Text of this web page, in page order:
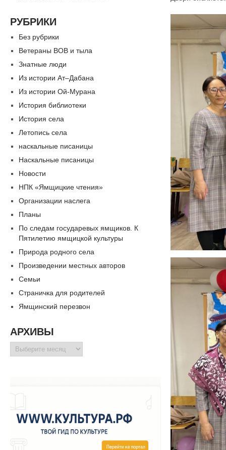
РУБРИКИ
Без рубрики
Ветераны ВОВ и тыла
Знатные люди
Из истории Ат–Дабана
Из истории Ой-Мурана
История библиотеки
История села
Летопись села
наскальные писаницы
Наскальные писаницы
Новости
НПК «Ямщицкие чтения»
Организации наслега
Планы
По следам государевых ямщиков. К
Пятилетию ямщицкой культуры
Природа родного села
Произведении местных авторов
Семьи
Страничка для родителей
Ямщинский перезвон
АРХИВЫ
Архивы